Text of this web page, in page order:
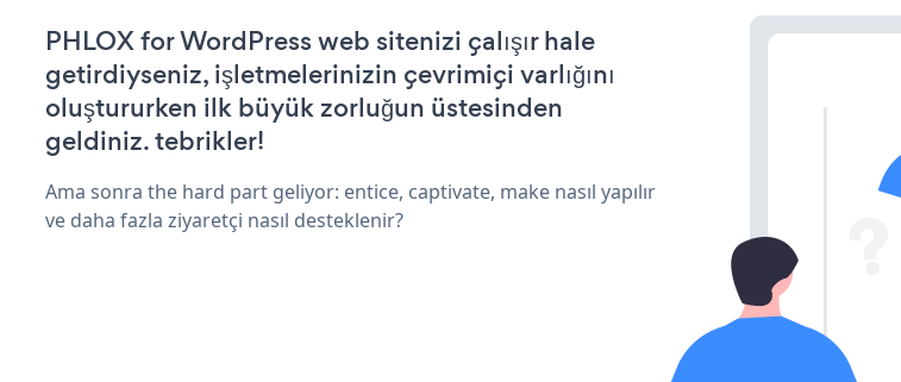
PHLOX for WordPress web sitenizi çalışır hale
getirdiyseniz, işletmelerinizin çevrimiçi varlığını
oluştururken ilk büyük zorluğun üstesinden
geldiniz. tebrikler!
Ama sonra the hard part geliyor: entice, captivate, make nasıl yapılır
ve daha fazla ziyaretçi nasıl desteklenir?